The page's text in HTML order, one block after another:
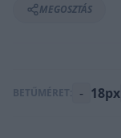
MEGOSZTÁS
BETŰMÉRET: - 18px